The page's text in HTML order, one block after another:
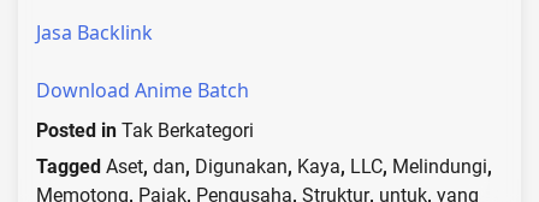
Jasa Backlink
Download Anime Batch
Posted in Tak Berkategori
Tagged Aset, dan, Digunakan, Kaya, LLC, Melindungi,
Memotong, Pajak, Pengusaha, Struktur, untuk, yang